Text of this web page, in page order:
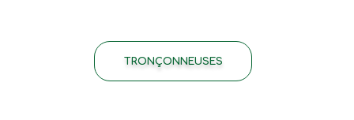
TRONÇONNEUSES